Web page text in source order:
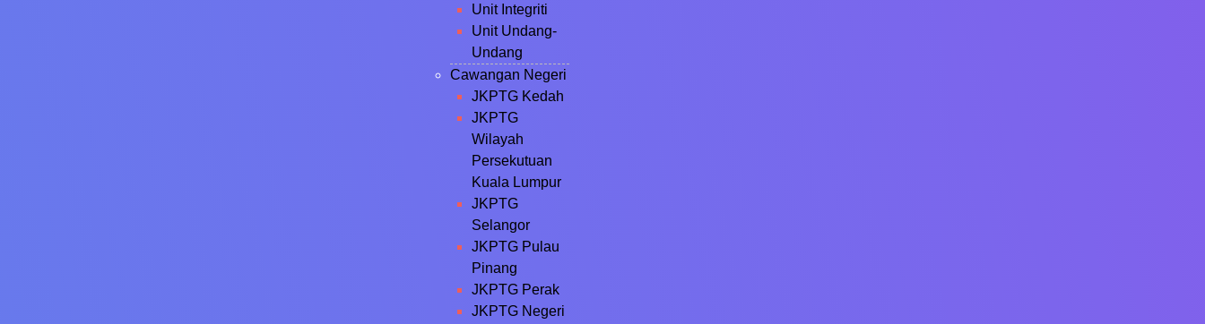
Unit Integriti
Unit Undang-
Undang
Cawangan Negeri
JKPTG Kedah
JKPTG
Wilayah
Persekutuan
Kuala Lumpur
JKPTG
Selangor
JKPTG Pulau
Pinang
JKPTG Perak
JKPTG Negeri